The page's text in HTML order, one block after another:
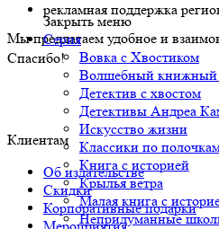
Закрыть меню
Серия
Вовка с Хвостиком
Волшебный
Детектив с хвостом
Детективы Андреа
Искусство жизни
Классики по
Книга с историей
Крылья ветра
Малая книга с
Непридуманные
рекламная поддержка
Мы предлагаем удобное и
Спасибо!
Клиентам
Об издательстве
Скидки
Корпоративные подарки